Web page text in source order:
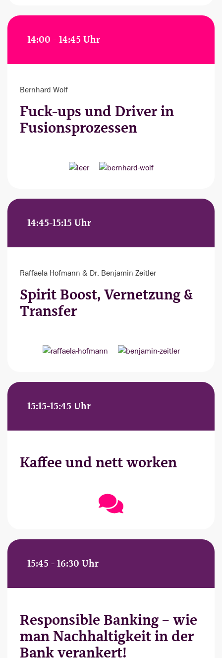
14:00 - 14:45 Uhr
Bernhard Wolf
Fuck-ups und Driver in
Fusionsprozessen
14:45-15:15 Uhr
Raffaela Hofmann & Dr. Benjamin Zeitler
Spirit Boost, Vernetzung &
Transfer
15:15-15:45 Uhr
Kaffee und nett worken
15:45 - 16:30 Uhr
Responsible Banking – wie
man Nachhaltigkeit in der
Bank verankert!